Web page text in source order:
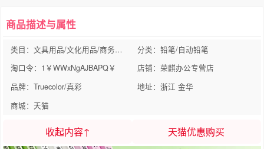
商品描述与属性
类目：文具用品/文化用品/商务用品
分类：铅笔/自动铅笔
淘口令：1￥WWxNgAJBAPQ￥
店铺：荣麒办公专营店
品牌：Truecolor/真彩
地址：浙江 金华
商城：天猫
收起内容↑ 天猫优惠购买